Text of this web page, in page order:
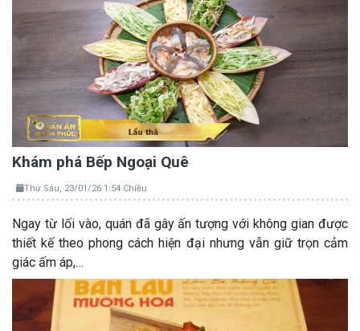
Khám phá Bếp Ngoại Quê
Thứ Sáu, 23/01/26 1:54 Chiều
Ngay từ lối vào, quán đã gây ấn tượng với không gian được
thiết kế theo phong cách hiện đại nhưng vẫn giữ trọn cảm
giác ấm áp,…